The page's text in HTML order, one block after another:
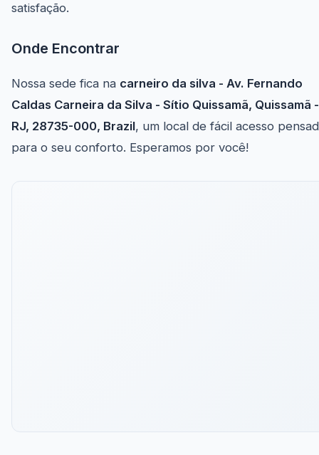
satisfação.
Onde Encontrar
Nossa sede fica na carneiro da silva - Av. Fernando
Caldas Carneira da Silva - Sítio Quissamã, Quissamã -
RJ, 28735-000, Brazil, um local de fácil acesso
para o seu conforto. Esperamos por você!